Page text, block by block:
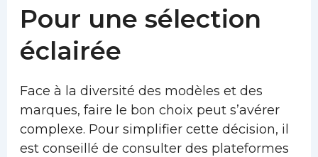
Pour une sélection
éclairée
Face à la diversité des modèles et des
marques, faire le bon choix peut s’avérer
complexe. Pour simplifier cette décision, il
est conseillé de consulter des plateformes